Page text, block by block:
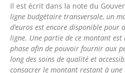
Il est écrit dans la note du
ligne budgétaire transversale, un
d’euros est encore disponible pour
ligne. Une partie de ce montant est
phase afin de pouvoir fournir aux
long des soins de qualité et
consacrer le montant restant à